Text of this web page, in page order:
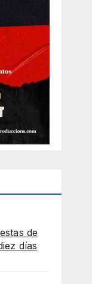
de
días